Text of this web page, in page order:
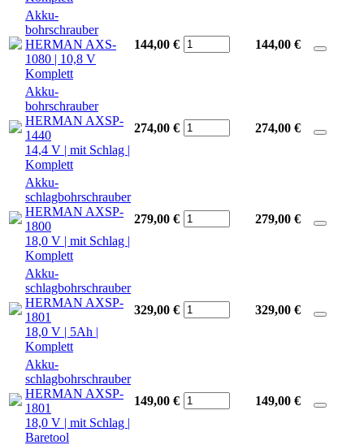
Akku-
bohrschrauber
HERMAN AXS-
1080 | 10,8 V
Komplett
144,00 € 144,00 €
Akku-
bohrschrauber
HERMAN AXSP-
1440
14,4 V | mit Schlag |
Komplett
274,00 € 274,00 €
Akku-
schlagbohrschrauber
HERMAN AXSP-
1800
18,0 V | mit Schlag |
Komplett
279,00 € 279,00 €
Akku-
schlagbohrschrauber
HERMAN AXSP-
1801
18,0 V | 5Ah |
Komplett
329,00 € 329,00 €
Akku-
schlagbohrschrauber
HERMAN AXSP-
1801
18,0 V | mit Schlag |
Baretool
149,00 € 149,00 €